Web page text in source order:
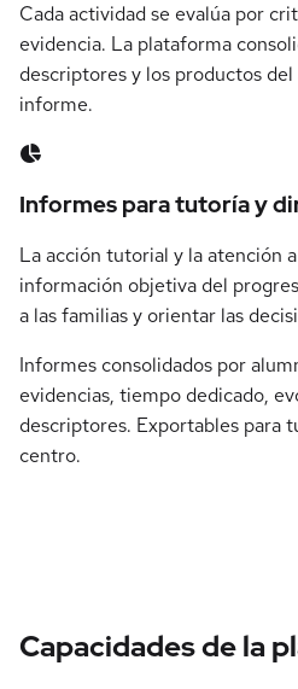
Cada actividad se evalúa por
evidencia. La plataforma
descriptores y los productos
informe.
Informes para tutoría y
La acción tutorial y la atención
información objetiva del
a las familias y orientar las
Informes consolidados por
evidencias, tiempo dedicado,
descriptores. Exportables para
centro.
Capacidades de la